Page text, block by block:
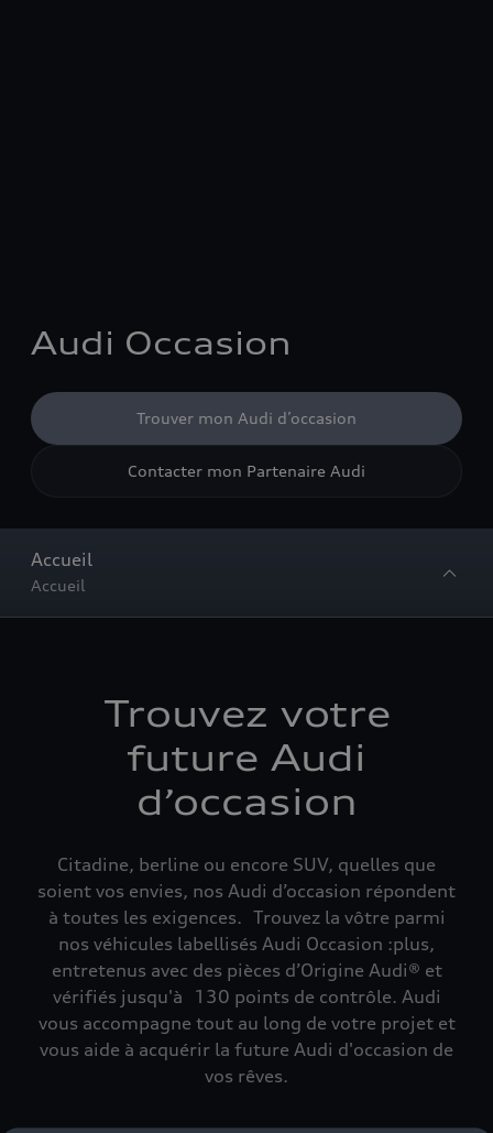
Audi Occasion
Trouver mon Audi d’occasion
Contacter mon Partenaire Audi
Accueil
Accueil
Trouvez votre
future Audi
d’occasion
Citadine, berline ou encore SUV, quelles que
soient vos envies, nos Audi d’occasion répondent
à toutes les exigences. Trouvez la vôtre parmi
nos véhicules labellisés Audi Occasion :plus,
entretenus avec des pièces d’Origine Audi® et
vérifiés jusqu'à 130 points de contrôle. Audi
vous accompagne tout au long de votre projet et
vous aide à acquérir la future Audi d'occasion de
vos rêves.